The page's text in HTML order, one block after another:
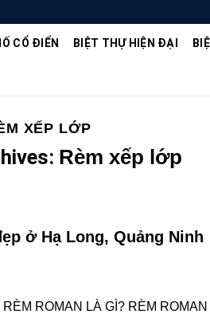
CỔ ĐIỂN BIỆT THỰ HIỆN ĐẠI
XẾP LỚP
Rèm xếp lớp
ở Hạ Long, Quảng Ninh
RÈM ROMAN LÀ GÌ? RÈM